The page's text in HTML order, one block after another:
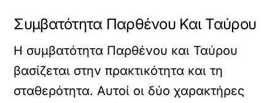
Συμβατότητα Παρθένου Και Ταύρου
Η συμβατότητα Παρθένου και Ταύρου
βασίζεται στην πρακτικότητα και τη
σταθερότητα. Αυτοί οι δύο χαρακτήρες